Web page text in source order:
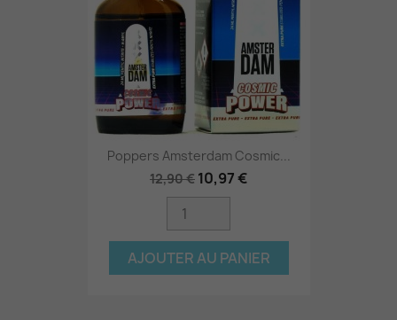
Poppers Amsterdam Cosmic...
12,90 € 10,97 €
AJOUTER AU PANIER